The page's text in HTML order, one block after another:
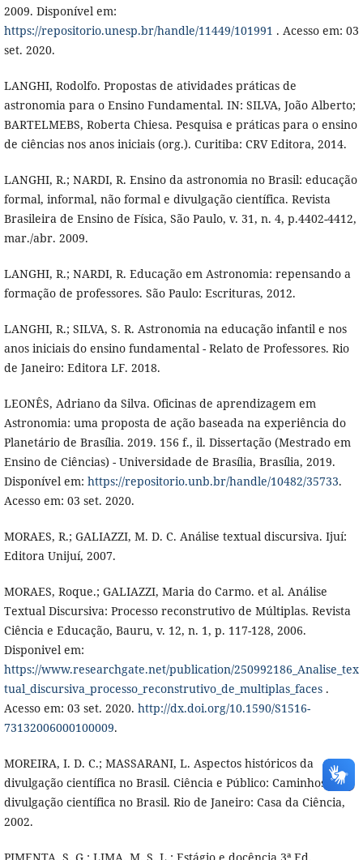
2009. Disponível em:
https://repositorio.unesp.br/handle/11449/101991 . Acesso em: 03
set. 2020.
LANGHI, Rodolfo. Propostas de atividades práticas de
astronomia para o Ensino Fundamental. IN: SILVA, João Alberto;
BARTELMEBS, Roberta Chiesa. Pesquisa e práticas para o ensino
de ciências nos anos iniciais (org.). Curitiba: CRV Editora, 2014.
LANGHI, R.; NARDI, R. Ensino da astronomia no Brasil: educação
formal, informal, não formal e divulgação científica. Revista
Brasileira de Ensino de Física, São Paulo, v. 31, n. 4, p.4402-4412,
mar./abr. 2009.
LANGHI, R.; NARDI, R. Educação em Astronomia: repensando a
formação de professores. São Paulo: Escrituras, 2012.
LANGHI, R.; SILVA, S. R. Astronomia na educação infantil e nos
anos iniciais do ensino fundamental - Relato de Professores. Rio
de Janeiro: Editora LF. 2018.
LEONÊS, Adriano da Silva. Oficinas de aprendizagem em
Astronomia: uma proposta de ação baseada na experiência do
Planetário de Brasília. 2019. 156 f., il. Dissertação (Mestrado em
Ensino de Ciências) - Universidade de Brasília, Brasília, 2019.
Disponível em: https://repositorio.unb.br/handle/10482/35733.
Acesso em: 03 set. 2020.
MORAES, R.; GALIAZZI, M. D. C. Análise textual discursiva. Ijuí:
Editora Unijuí, 2007.
MORAES, Roque.; GALIAZZI, Maria do Carmo. et al. Análise
Textual Discursiva: Processo reconstrutivo de Múltiplas. Revista
Ciência e Educação, Bauru, v. 12, n. 1, p. 117-128, 2006.
Disponivel em:
https://www.researchgate.net/publication/250992186_Analise_tex
tual_discursiva_processo_reconstrutivo_de_multiplas_faces.
Acesso em: 03 set. 2020. http://dx.doi.org/10.1590/S1516-
73132006000100009.
MOREIRA, I. D. C.; MASSARANI, L. Aspectos históricos da
divulgação científica no Brasil. Ciência e Público: Caminhos da
divulgação científica no Brasil. Rio de Janeiro: Casa da Ciência,
2002.